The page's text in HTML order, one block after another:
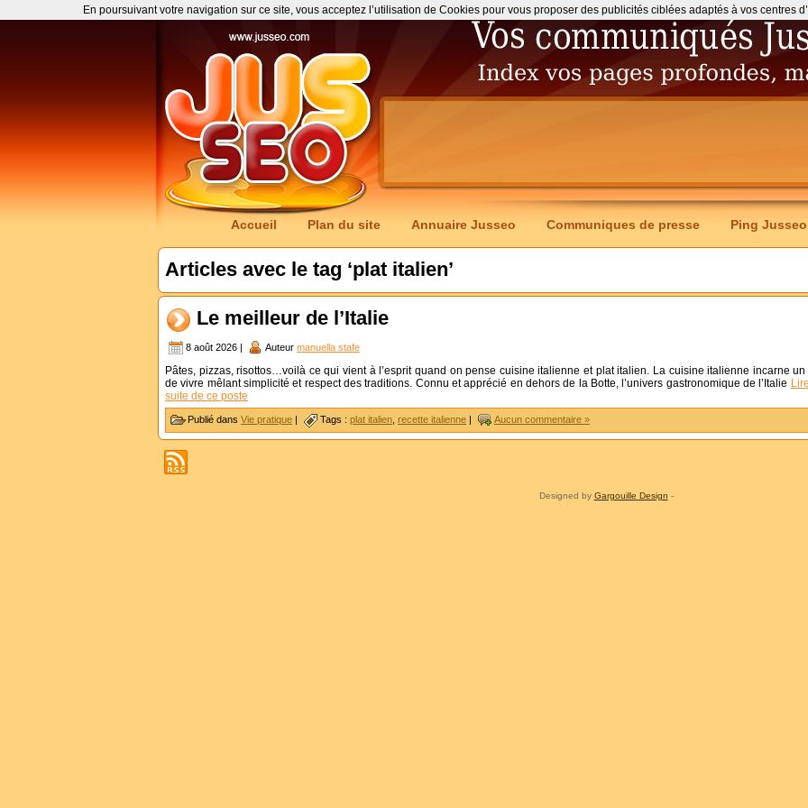
Accueil Plan du site Annuaire Jusseo Communiques de presse Ping Jusseo
Articles avec le tag ‘plat italien’
Le meilleur de l’Italie
8 août 2026 | Auteur manuella stafe
Pâtes, pizzas, risottos…voilà ce qui vient à l’esprit quand on pense cuisine italienne et plat italien. La cuisine italienne incarne un
de vivre mêlant simplicité et respect des traditions. Connu et apprécié en dehors de la Botte, l’univers gastronomique de l’Italie
suite de ce poste
Publié dans Vie pratique | Tags : plat italien recette italienne | Aucun commentaire »
Designed by Gargouille Design -
En poursuivant votre navigation sur ce site, vous acceptez l’utilisation de Cookies pour vous proposer des publicités ciblées adaptés à vos centres